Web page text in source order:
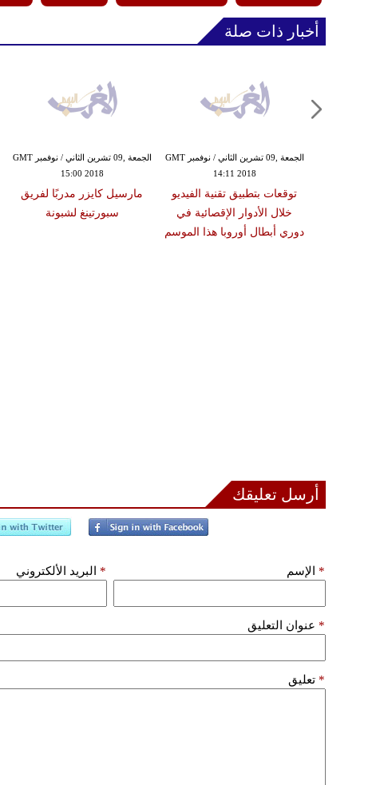
أخبار ذات صلة
الجمعة ,09 تشرين الثاني / نوفمبر GMT
15:00 2018
مارسيل كايزر مدربًا لفريق
سبورتينغ لشبونة
الجمعة ,09 تشرين الثاني / نوفمبر GMT
14:11 2018
توقعات بتطبيق تقنية الفيديو
خلال الأدوار الإقصائية في
دوري أبطال أوروبا هذا الموسم
أرسل تعليقك
الإسم * البريد الألكتروني *
عنوان التعليق *
تعليق *